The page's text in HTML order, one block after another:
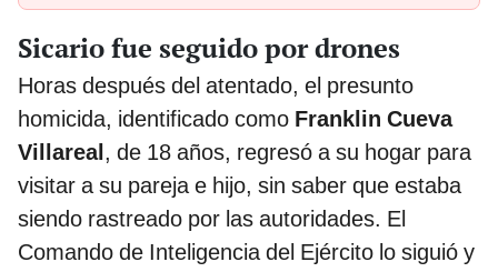
Sicario fue seguido por drones
Horas después del atentado, el presunto
homicida, identificado como Franklin Cueva
Villareal, de 18 años, regresó a su hogar para
visitar a su pareja e hijo, sin saber que estaba
siendo rastreado por las autoridades. El
Comando de Inteligencia del Ejército lo siguió y